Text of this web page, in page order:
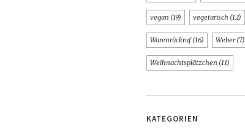
vegan (19) vegetarisch (12)
Warenrückruf(16) Weber(7)
Weihnachtsplätzchen (11)
KATEGORIEN